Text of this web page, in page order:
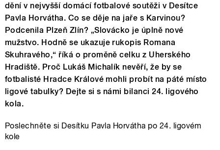
dění v nejvyšší domácí fotbalové soutěži v Desítce
Pavla Horvátha. Co se děje na jaře s Karvinou?
Podcenila Plzeň Zlín? „Slovácko je úplně nové
mužstvo. Hodně se ukazuje rukopis Romana
Skuhravého,“ říká o proměně celku z Uherského
Hradiště. Proč Lukáš Michalík nevěří, že by se
fotbalisté Hradce Králové mohli probít na páté místo
ligové tabulky? Dejte si s námi bilanci 24. ligového
kola.
Poslechněte si Desítku Pavla Horvátha po 24. ligovém
kole